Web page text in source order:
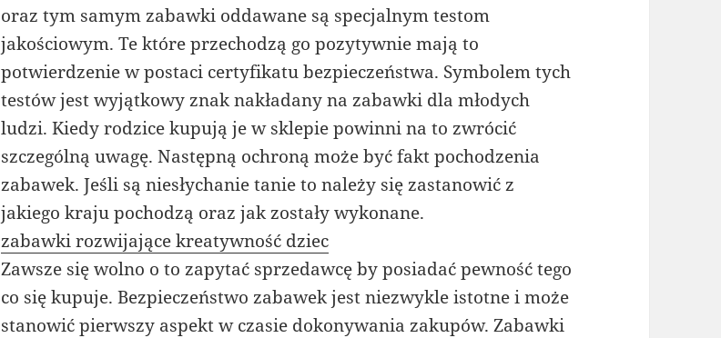
oraz tym samym zabawki oddawane są specjalnym testom
jakościowym. Te które przechodzą go pozytywnie mają to
potwierdzenie w postaci certyfikatu bezpieczeństwa. Symbolem tych
testów jest wyjątkowy znak nakładany na zabawki dla młodych
ludzi. Kiedy rodzice kupują je w sklepie powinni na to zwrócić
szczególną uwagę. Następną ochroną może być fakt pochodzenia
zabawek. Jeśli są niesłychanie tanie to należy się zastanowić z
jakiego kraju pochodzą oraz jak zostały wykonane.
zabawki rozwijające kreatywność dziec
Zawsze się wolno o to zapytać sprzedawcę by posiadać pewność tego
co się kupuje. Bezpieczeństwo zabawek jest niezwykle istotne i może
stanowić pierwszy aspekt w czasie dokonywania zakupów. Zabawki